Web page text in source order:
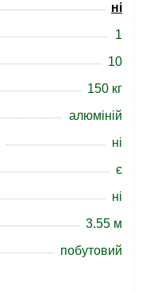
ні
1
10
150 кг
алюміній
ні
є
ні
3.55 м
побутовий